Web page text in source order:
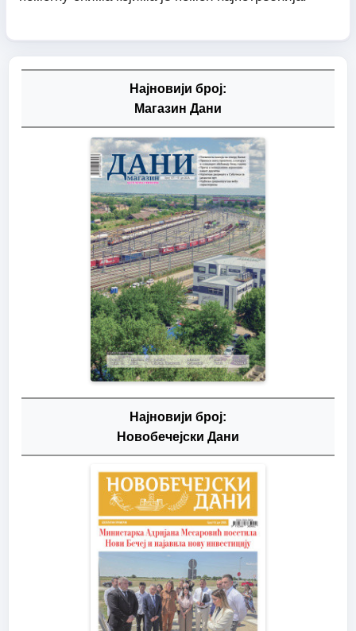
Најновији број:
Магазин Дани
Најновији број:
Новобечејски Дани